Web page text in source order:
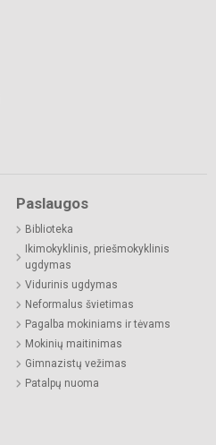
Paslaugos
Biblioteka
Ikimokyklinis, priešmokyklinis
ugdymas
Vidurinis ugdymas
Neformalus švietimas
Pagalba mokiniams ir tėvams
Mokinių maitinimas
Gimnazistų vežimas
Patalpų nuoma